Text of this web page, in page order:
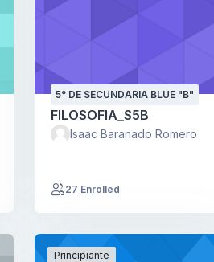
5° DE SECUNDARIA BLUE "B"
FILOSOFIA_S5B
Isaac Baranado Romero
27 Enrolled
Principiante